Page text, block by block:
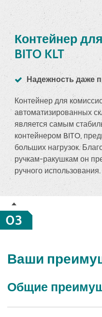
Контейнер
BITO KLT
Надежность даже
Контейнер для
автоматизированных
является самым
контейнером BITO,
больших нагрузок.
ручкам-ракушкам он
ручного использования.
03
Ваши
Общие